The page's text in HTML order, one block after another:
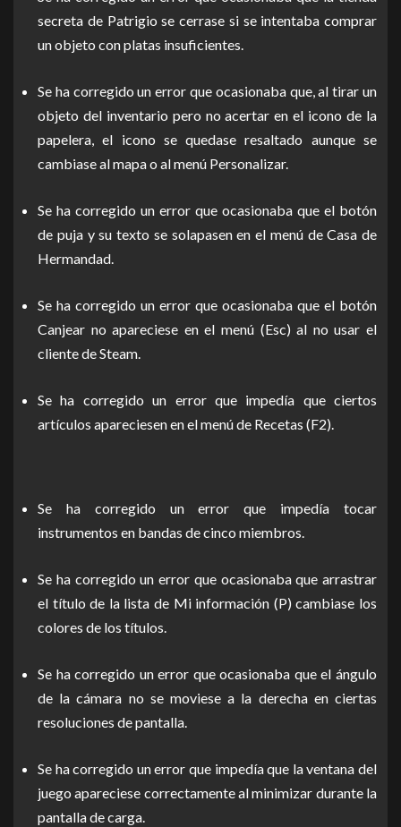
secreta de Patrigio se cerrase si se intentaba comprar
un objeto con platas insuficientes.
Se ha corregido un error que ocasionaba que, al tirar un
objeto del inventario pero no acertar en el icono de la
papelera, el icono se quedase resaltado aunque se
cambiase al mapa o al menú Personalizar.
Se ha corregido un error que ocasionaba que el botón
de puja y su texto se solapasen en el menú de Casa de
Hermandad.
Se ha corregido un error que ocasionaba que el botón
Canjear no apareciese en el menú (Esc) al no usar el
cliente de Steam.
Se ha corregido un error que impedía que ciertos
artículos apareciesen en el menú de Recetas (F2).
Se ha corregido un error que impedía tocar
instrumentos en bandas de cinco miembros.
Se ha corregido un error que ocasionaba que arrastrar
el título de la lista de Mi información (P) cambiase los
colores de los títulos.
Se ha corregido un error que ocasionaba que el ángulo
de la cámara no se moviese a la derecha en ciertas
resoluciones de pantalla.
Se ha corregido un error que impedía que la ventana del
juego apareciese correctamente al minimizar durante la
pantalla de carga.